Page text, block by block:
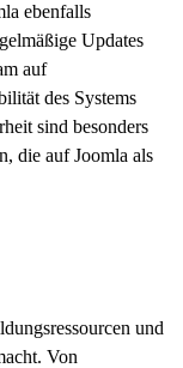
ebenfalls
Updates
auf
des Systems
sind besonders
die auf Joomla als
und
Von